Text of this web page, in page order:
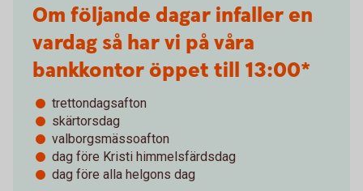
Om följande dagar infaller en
vardag så har vi på våra
bankkontor öppet till 13:00*
trettondagsafton
skärtorsdag
valborgsmässoafton
dag före Kristi himmelsfärdsdag
dag före alla helgons dag